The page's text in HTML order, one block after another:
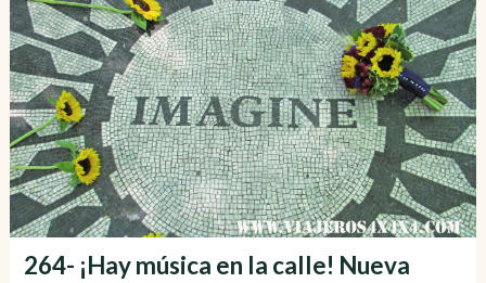
264- ¡Hay música en la calle! Nueva